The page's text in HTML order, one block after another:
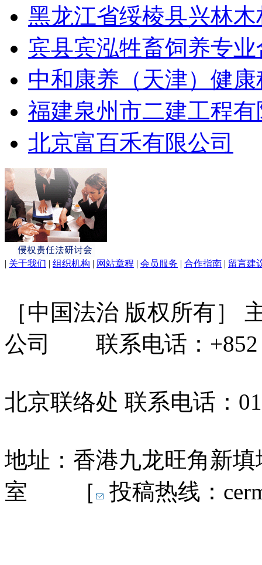
黑龙江省绥棱县兴林
宾县宾泓牲畜饲养专
中和康养（天津）健
福建泉州市二建工程
北京富百禾有限公司
| 关于我们 | 组织机构 | 网站章程 | 会员服务 | 合作指南 | 留言建
［中国法治 版权所有］
公司 联系电话：+852
北京联络处 联系电话：
地址：香港九龙旺角新
室 ［
投稿热线：